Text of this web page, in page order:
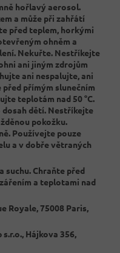
hořlavý aerosol.
a může při zahřátí
před teplem, horkými
ohněm a
Nekuřte. Nestříkejte
ani jiným zdrojům
ani nespalujte, ani
přímým slunečním
teplotám nad 50 °C.
dětí. Nestříkejte
pokožku.
Používejte pouze
a v dobře větraných
suchu. Chraňte před
a teplotami nad
Royale, 75008 Paris,
Hájkova 356,